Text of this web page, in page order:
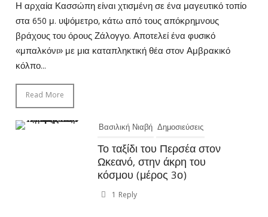
Η αρχαία Κασσώπη είναι χτισμένη σε ένα μαγευτικό τοπίο
στα 650 μ. υψόμετρο, κάτω από τους απόκρημνους
βράχους του όρους Ζάλογγο. Αποτελεί ένα φυσικό
«μπαλκόνι» με μια καταπληκτική θέα στον Αμβρακικό
κόλπο...
Read More
Βασιλική Νιαβή Δημοσιεύσεις
Το ταξίδι του Περσέα στον
Ωκεανό, στην άκρη του
κόσμου (μέρος 3ο)
1 Reply